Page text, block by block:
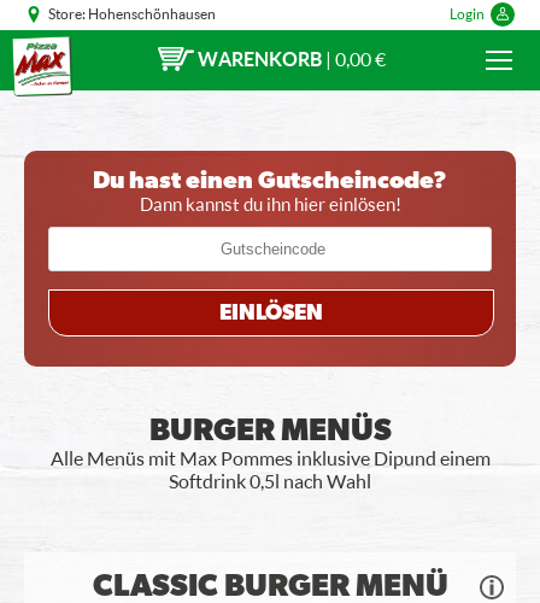
Store: Hohenschönhausen Login
WARENKORB | 0,00 €
Du hast einen Gutscheincode?
Dann kannst du ihn hier einlösen!
EINLÖSEN
BURGER MENÜS
Alle Menüs mit Max Pommes inklusive Dip und einem
Softdrink 0,5l nach Wahl
CLASSIC BURGER MENÜ